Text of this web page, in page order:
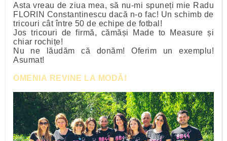
Asta vreau de ziua mea, să nu-mi spuneți mie Radu
FLORIN Constantinescu dacă n-o fac! Un schimb de
tricouri cât între 50 de echipe de fotbal!
Jos tricouri de firmă, cămăși Made to Measure și
chiar rochițe!
Nu ne lăudăm că donăm! Oferim un exemplu!
Asumat!
OMENIA REVINE LA MODĂ!